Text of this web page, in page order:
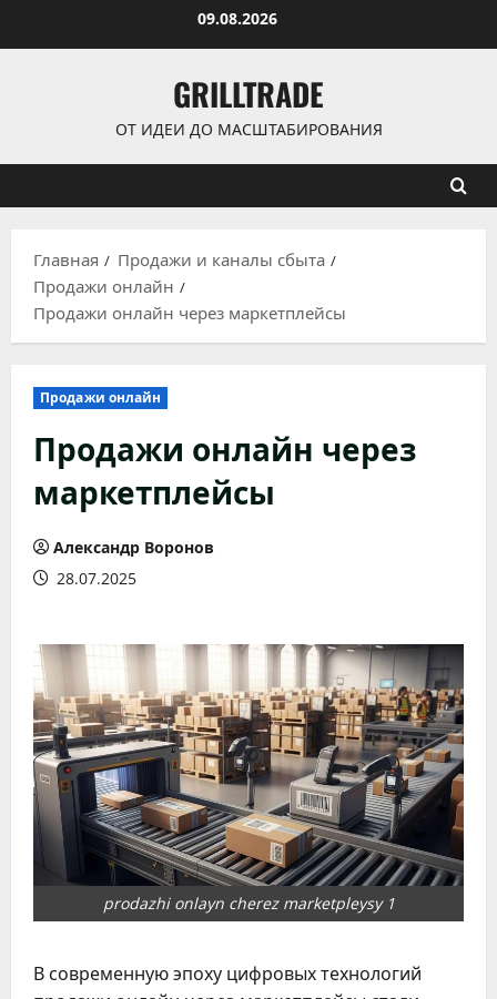
09.08.2026
GRILLTRADE
ОТ ИДЕИ ДО МАСШТАБИРОВАНИЯ
Главная
Продажи и каналы сбыта
Продажи онлайн
Продажи онлайн через маркетплейсы
Продажи онлайн
Продажи онлайн через
маркетплейсы
Александр Воронов
28.07.2025
prodazhi onlayn cherez marketpleysy 1
В современную эпоху цифровых технологий